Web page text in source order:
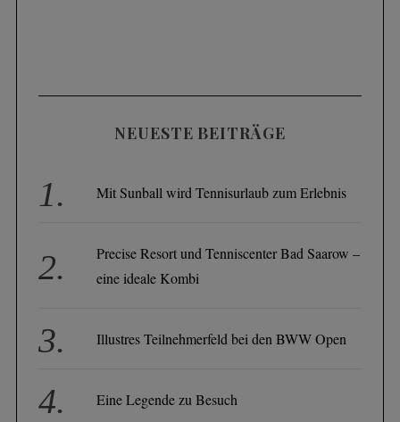
NEUESTE BEITRÄGE
Mit Sunball wird Tennisurlaub zum Erlebnis
Precise Resort und Tenniscenter Bad Saarow –
eine ideale Kombi
Illustres Teilnehmerfeld bei den BWW Open
Eine Legende zu Besuch